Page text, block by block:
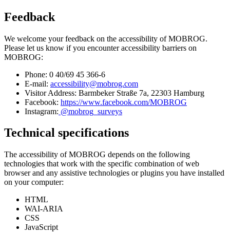
Feedback
We welcome your feedback on the accessibility of MOBROG.
Please let us know if you encounter accessibility barriers on
MOBROG:
Phone: 0 40/69 45 366-6
E-mail: accessibility@mobrog.com
Visitor Address: Barmbeker Straße 7a, 22303 Hamburg
Facebook: https://www.facebook.com/MOBROG
Instagram: @mobrog_surveys
Technical specifications
The accessibility of MOBROG depends on the following
technologies that work with the specific combination of web
browser and any assistive technologies or plugins you have installed
on your computer:
HTML
WAI-ARIA
CSS
JavaScript